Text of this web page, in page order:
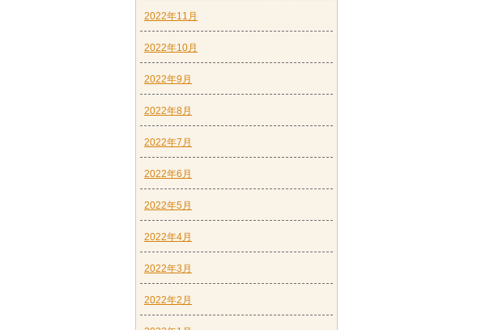
2022年11月
2022年10月
2022年9月
2022年8月
2022年7月
2022年6月
2022年5月
2022年4月
2022年3月
2022年2月